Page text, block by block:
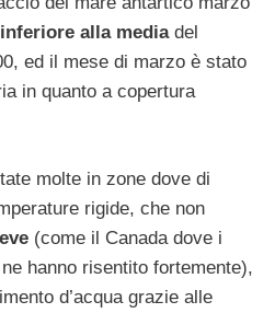
alla mediadel
ed il mese di marzo è stato
in quanto a copertura
molte in zone dove di
rigide, che non
(come il Canada dove i
hanno risentito fortemente),
d’acqua grazie alle